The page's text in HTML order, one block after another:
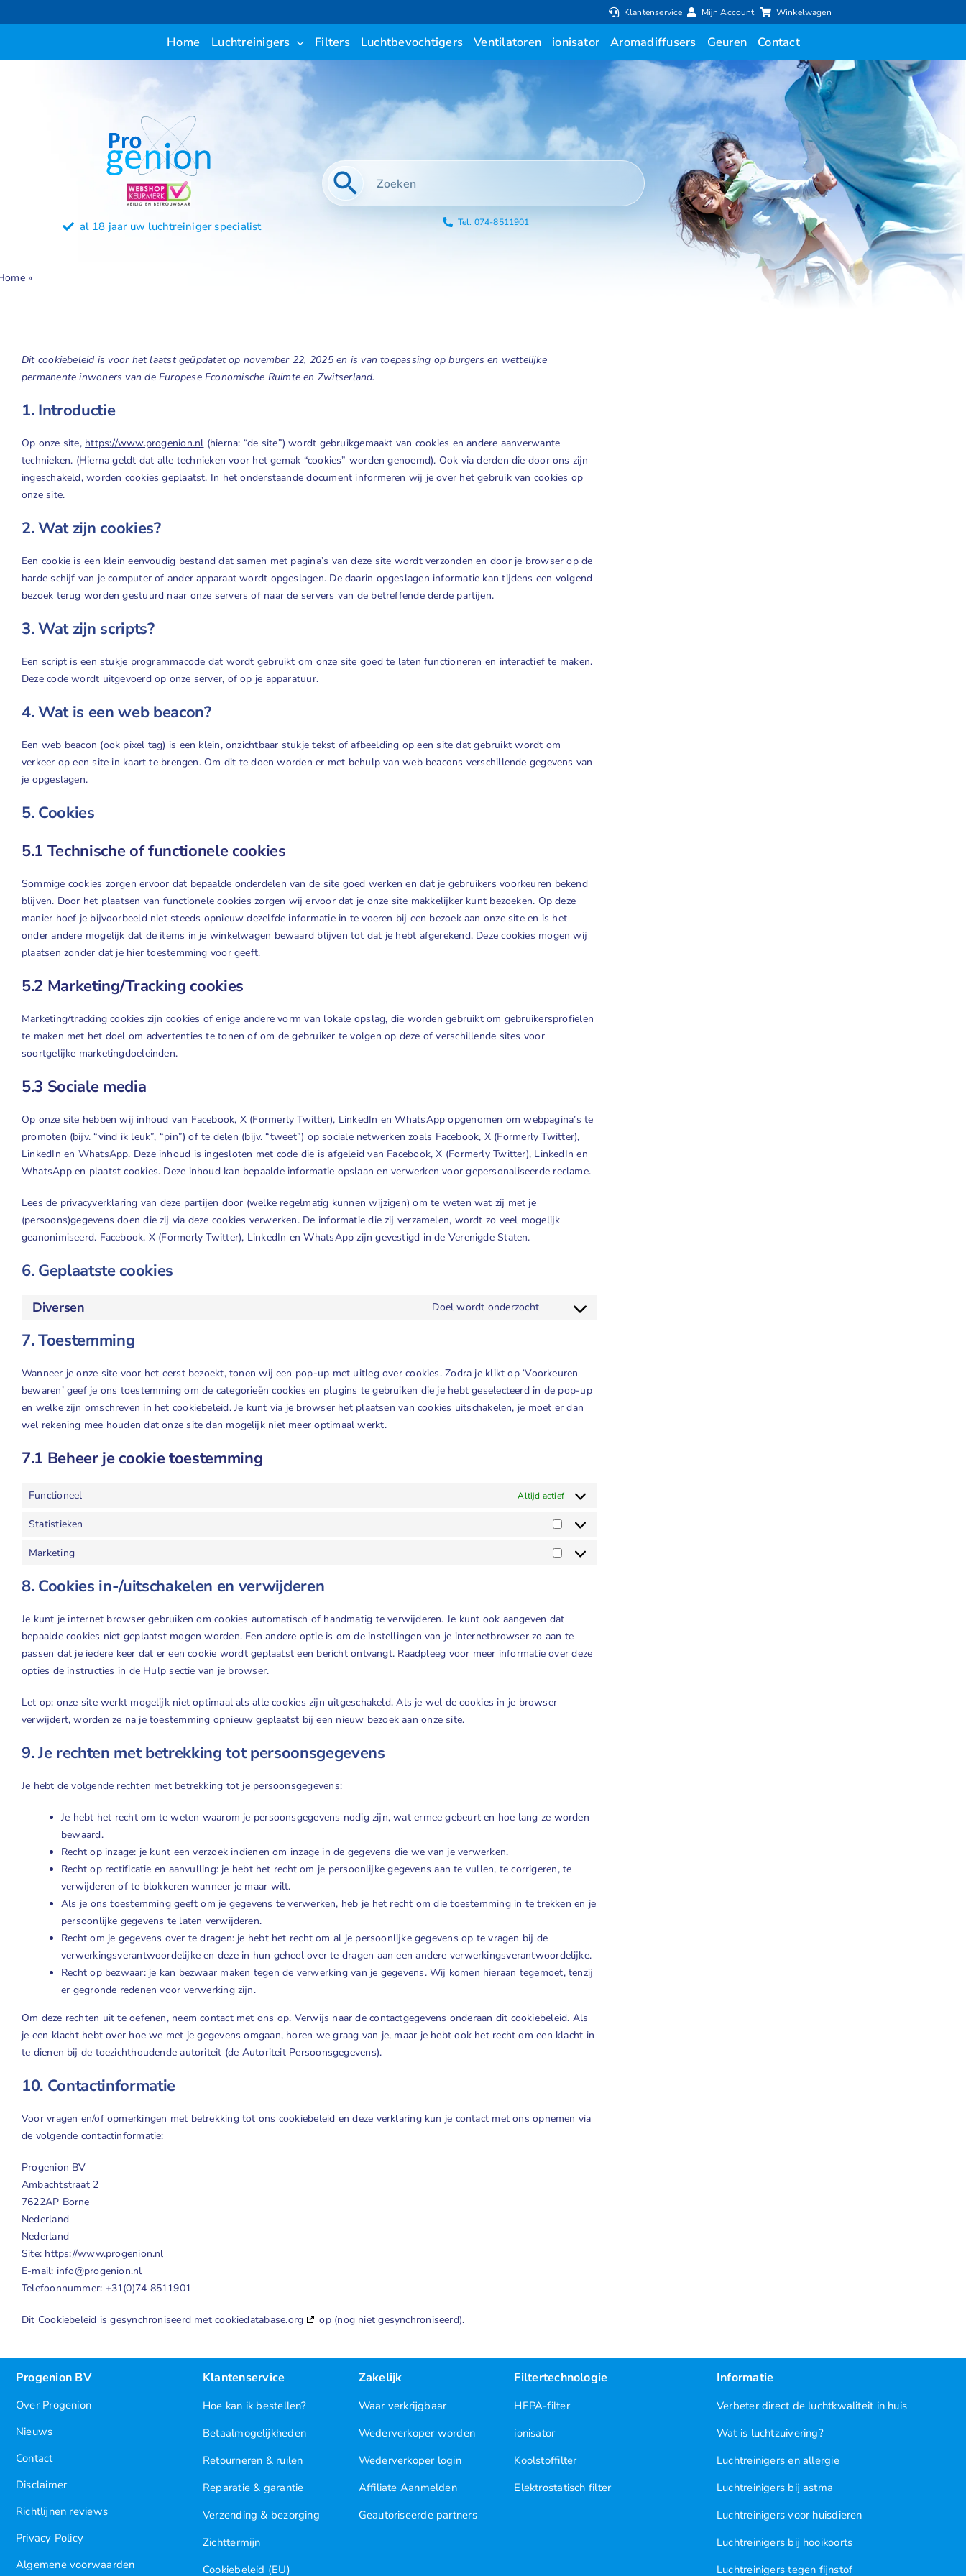
naar
Klantenservice Mijn Account Winkelwagen
Home Luchtreinigers Filters Luchtbevochtigers Ventilatoren ionisator Aromadiffusers Geuren Contact
al 18 jaar uw luchtreiniger specialist
»
Tel. 074-8511901
Dit cookiebeleid is voor het laatst geüpdatet op november 22, 2025 en is van toepassing op burgers en wettelijke
permanente inwoners van de Europese Economische Ruimte en Zwitserland.
1. Introductie
Op onze site, https://www.progenion.nl (hierna: “de site”) wordt gebruikgemaakt van cookies en andere aanverwante
technieken. (Hierna geldt dat alle technieken voor het gemak “cookies” worden genoemd). Ook via derden die door ons zijn
ingeschakeld, worden cookies geplaatst. In het onderstaande document informeren wij je over het gebruik van cookies op
onze site.
2. Wat zijn cookies?
Een cookie is een klein eenvoudig bestand dat samen met pagina’s van deze site wordt verzonden en door je browser op de
harde schijf van je computer of ander apparaat wordt opgeslagen. De daarin opgeslagen informatie kan tijdens een volgend
bezoek terug worden gestuurd naar onze servers of naar de servers van de betreffende derde partijen.
3. Wat zijn scripts?
Een script is een stukje programmacode dat wordt gebruikt om onze site goed te laten functioneren en interactief te maken.
Deze code wordt uitgevoerd op onze server, of op je apparatuur.
4. Wat is een web beacon?
Een web beacon (ook pixel tag) is een klein, onzichtbaar stukje tekst of afbeelding op een site dat gebruikt wordt om
verkeer op een site in kaart te brengen. Om dit te doen worden er met behulp van web beacons verschillende gegevens van
je opgeslagen.
5. Cookies
5.1 Technische of functionele cookies
Sommige cookies zorgen ervoor dat bepaalde onderdelen van de site goed werken en dat je gebruikers voorkeuren bekend
blijven. Door het plaatsen van functionele cookies zorgen wij ervoor dat je onze site makkelijker kunt bezoeken. Op deze
manier hoef je bijvoorbeeld niet steeds opnieuw dezelfde informatie in te voeren bij een bezoek aan onze site en is het
onder andere mogelijk dat de items in je winkelwagen bewaard blijven tot dat je hebt afgerekend. Deze cookies mogen wij
plaatsen zonder dat je hier toestemming voor geeft.
5.2 Marketing/Tracking cookies
Marketing/tracking cookies zijn cookies of enige andere vorm van lokale opslag, die worden gebruikt om gebruikersprofielen
te maken met het doel om advertenties te tonen of om de gebruiker te volgen op deze of verschillende sites voor
soortgelijke marketingdoeleinden.
5.3 Sociale media
Op onze site hebben wij inhoud van Facebook, X (Formerly Twitter), LinkedIn en WhatsApp opgenomen om webpagina’s te
promoten (bijv. “vind ik leuk”, “pin”) of te delen (bijv. “tweet”) op sociale netwerken zoals Facebook, X (Formerly Twitter),
LinkedIn en WhatsApp. Deze inhoud is ingesloten met code die is afgeleid van Facebook, X (Formerly Twitter), LinkedIn en
WhatsApp en plaatst cookies. Deze inhoud kan bepaalde informatie opslaan en verwerken voor gepersonaliseerde reclame.
Lees de privacyverklaring van deze partijen door (welke regelmatig kunnen wijzigen) om te weten wat zij met je
(persoons)gegevens doen die zij via deze cookies verwerken. De informatie die zij verzamelen, wordt zo veel mogelijk
geanonimiseerd. Facebook, X (Formerly Twitter), LinkedIn en WhatsApp zijn gevestigd in de Verenigde Staten.
6. Geplaatste cookies
Diversen Doel wordt onderzocht
Consent
7. Toestemming
Wanneer je onze site voor het eerst bezoekt, tonen wij een pop-up met uitleg over cookies. Zodra je klikt op ‘Voorkeuren
bewaren’ geef je ons toestemming om de categorieën cookies en plugins te gebruiken die je hebt geselecteerd in de pop-up
en welke zijn omschreven in het cookiebeleid. Je kunt via je browser het plaatsen van cookies uitschakelen, je moet er dan
wel rekening mee houden dat onze site dan mogelijk niet meer optimaal werkt.
7.1 Beheer je cookie toestemming
Functioneel Altijd actief
Statistieken
Statistieken
Marketing
Marketing
8. Cookies in-/uitschakelen en verwijderen
Je kunt je internet browser gebruiken om cookies automatisch of handmatig te verwijderen. Je kunt ook aangeven dat
bepaalde cookies niet geplaatst mogen worden. Een andere optie is om de instellingen van je internetbrowser zo aan te
passen dat je iedere keer dat er een cookie wordt geplaatst een bericht ontvangt. Raadpleeg voor meer informatie over deze
opties de instructies in de Hulp sectie van je browser.
Let op: onze site werkt mogelijk niet optimaal als alle cookies zijn uitgeschakeld. Als je wel de cookies in je browser
verwijdert, worden ze na je toestemming opnieuw geplaatst bij een nieuw bezoek aan onze site.
9. Je rechten met betrekking tot persoonsgegevens
Je hebt de volgende rechten met betrekking tot je persoonsgegevens:
Je hebt het recht om te weten waarom je persoonsgegevens nodig zijn, wat ermee gebeurt en hoe lang ze worden
bewaard.
Recht op inzage: je kunt een verzoek indienen om inzage in de gegevens die we van je verwerken.
Recht op rectificatie en aanvulling: je hebt het recht om je persoonlijke gegevens aan te vullen, te corrigeren, te
verwijderen of te blokkeren wanneer je maar wilt.
Als je ons toestemming geeft om je gegevens te verwerken, heb je het recht om die toestemming in te trekken en je
persoonlijke gegevens te laten verwijderen.
Recht om je gegevens over te dragen: je hebt het recht om al je persoonlijke gegevens op te vragen bij de
verwerkingsverantwoordelijke en deze in hun geheel over te dragen aan een andere verwerkingsverantwoordelijke.
Recht op bezwaar: je kan bezwaar maken tegen de verwerking van je gegevens. Wij komen hieraan tegemoet, tenzij
er gegronde redenen voor verwerking zijn.
Om deze rechten uit te oefenen, neem contact met ons op. Verwijs naar de contactgegevens onderaan dit cookiebeleid. Als
je een klacht hebt over hoe we met je gegevens omgaan, horen we graag van je, maar je hebt ook het recht om een klacht in
te dienen bij de toezichthoudende autoriteit (de Autoriteit Persoonsgegevens).
10. Contactinformatie
Voor vragen en/of opmerkingen met betrekking tot ons cookiebeleid en deze verklaring kun je contact met ons opnemen via
de volgende contactinformatie:
Progenion BV
Ambachtstraat 2
7622AP Borne
Nederland
Nederland
Site: https://www.progenion.nl
E-mail: info@progenion.nl
Telefoonnummer: +31(0)74 8511901
Dit Cookiebeleid is gesynchroniseerd metcookiedatabase.org op (nog niet gesynchroniseerd).
Progenion BV
Over Progenion
Nieuws
Contact
Disclaimer
Richtlijnen reviews
Privacy Policy
Algemene voorwaarden
Klantenservice
Hoe kan ik bestellen?
Betaalmogelijkheden
Retourneren & ruilen
Reparatie & garantie
Verzending & bezorging
Zichttermijn
Cookiebeleid (EU)
Zakelijk
Waar verkrijgbaar
Wederverkoper worden
Wederverkoper login
Affiliate Aanmelden
Geautoriseerde partners
Filtertechnologie
HEPA-filter
ionisator
Koolstoffilter
Elektrostatisch filter
Informatie
Verbeter direct de luchtkwaliteit in huis
Wat is luchtzuivering?
Luchtreinigers en allergie
Luchtreinigers bij astma
Luchtreinigers voor huisdieren
Luchtreinigers bij hooikoorts
Luchtreinigers tegen fijnstof